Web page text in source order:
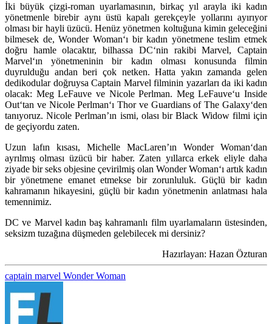
İki büyük çizgi-roman uyarlamasının, birkaç yıl arayla iki kadın
yönetmenle birebir aynı üstü kapalı gerekçeyle yollarını ayırıyor
olması bir hayli üzücü. Henüz yönetmen koltuğuna kimin geleceğini
bilmesek de,Wonder Woman‘ı bir kadın yönetmene teslim etmek
doğru hamle olacaktır, bilhassa DC‘nin rakibiMarvel,Captain
Marvel‘ın yönetmeninin bir kadın olması konusunda filmin
duyrulduğu andan beri çok netken. Hatta yakın zamanda gelen
dedikodular doğruysa Captain Marvel filminin yazarları da iki kadın
olacak: Meg LeFauve ve Nicole Perlman. Meg LeFauve‘u Inside
Out‘tan ve Nicole Perlman‘ıThorve Guardians of The Galaxy‘den
tanıyoruz. Nicole Perlman’ın ismi, olası birBlack Widowfilmi için
de geçiyordu zaten.
Uzun lafın kısası, Michelle MacLaren’ın Wonder Woman‘dan
ayrılmış olması üzücü bir haber. Zaten yıllarca erkek eliyle daha
ziyade bir seks objesine çevirilmiş olan Wonder Woman‘ı artık kadın
bir yönetmene emanet etmekse bir zorunluluk. Güçlü bir kadın
kahramanın hikayesini, güçlü bir kadın yönetmenin anlatması hala
temennimiz.
DC ve Marvel kadın baş kahramanlı film uyarlamaların üstesinden,
seksizm tuzağına düşmeden gelebilecek mi dersiniz?
Hazırlayan: Hazan Özturan
captain marvel Wonder Woman